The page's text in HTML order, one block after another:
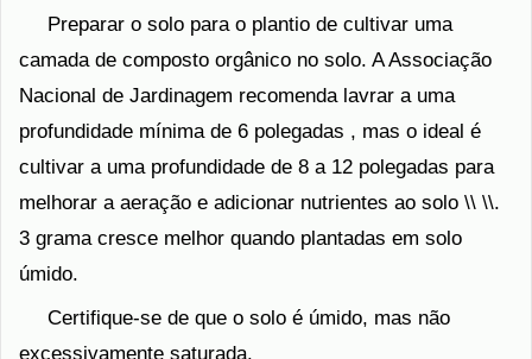
Preparar o solo para o plantio de cultivar uma
camada de composto orgânico no solo. A Associação
Nacional de Jardinagem recomenda lavrar a uma
profundidade mínima de 6 polegadas , mas o ideal é
cultivar a uma profundidade de 8 a 12 polegadas para
melhorar a aeração e adicionar nutrientes ao solo \\ \\.
3 grama cresce melhor quando plantadas em solo
úmido.
Certifique-se de que o solo é úmido, mas não
excessivamente saturada.